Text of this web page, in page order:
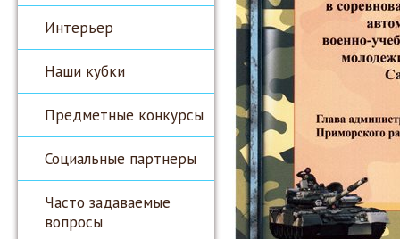
Интерьер
Наши кубки
Предметные конкурсы
Социальные партнеры
Часто задаваемые
вопросы